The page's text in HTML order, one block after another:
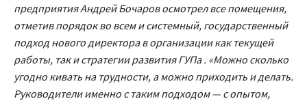
предприятия Андрей Бочаров осмотрел все помещения,
отметив порядок во всем и системный, государственный
подход нового директора в организации как текущей
работы, так и стратегии развития ГУПа . «Можно сколько
угодно кивать на трудности, а можно приходить и делать.
Руководители именно с таким подходом — с опытом,